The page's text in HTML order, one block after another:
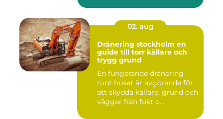
02. aug
Dränering stockholm en
guide till torr källare och
trygg grund
En fungerande dränering
runt huset är avgörande för
att skydda källare, grund och
väggar från fukt o...